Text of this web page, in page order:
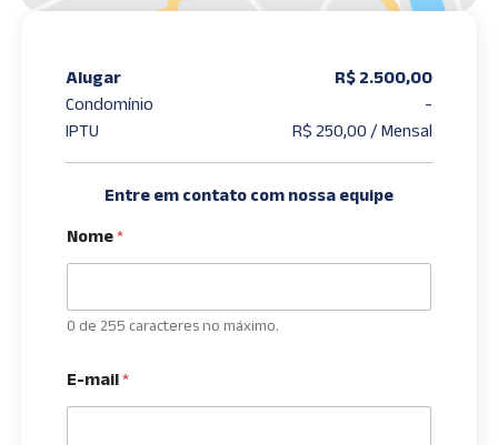
Alugar
R$ 2.500,00
Condomínio
-
IPTU
R$ 250,00 / Mensal
Entre em contato com nossa equipe
Nome*
0 de 255 caracteres no máximo.
E-mail*